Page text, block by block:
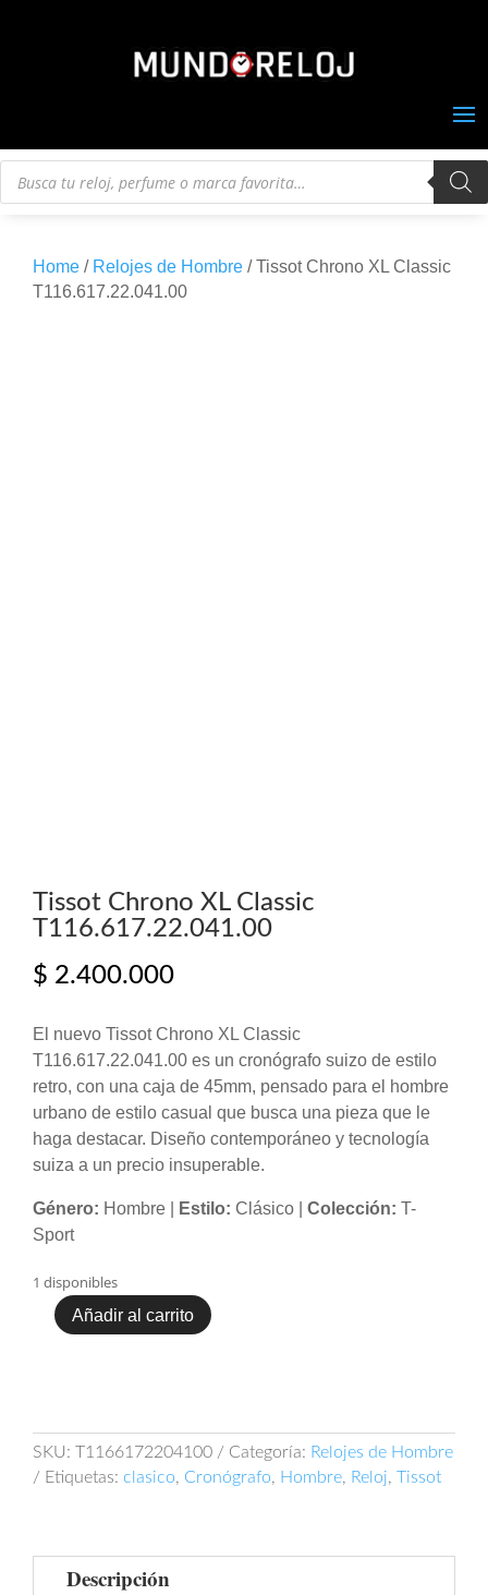
Búsqueda
Home / Relojes de Hombre / Tissot Chrono XL Classic
T116.617.22.041.00
Tissot Chrono XL Classic
T116.617.22.041.00
$ 2.400.000
El nuevo Tissot Chrono XL Classic
T116.617.22.041.00 es un cronógrafo suizo de estilo
retro, con una caja de 45mm, pensado para el hombre
urbano de estilo casual que busca una pieza que le
haga destacar. Diseño contemporáneo y tecnología
suiza a un precio insuperable.
Género: Hombre | Estilo: Clásico | Colección: T-
Sport
1 disponibles
Tissot
cantidad
Añadir al carrito
SKU: T1166172204100 Categoría: Relojes de Hombre
Etiquetas: clasico, Cronógrafo, Hombre, Reloj, Tissot
Descripción